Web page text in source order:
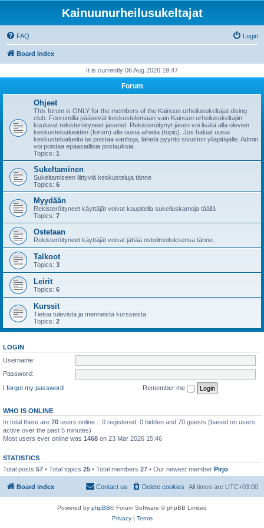
Kainuunurheilusukeltajat
FAQ Login
Board index
It is currently 06 Aug 2026 19:47
Forum
Ohjeet
This forum is ONLY for the members of the Kainuun urheilusukeltajat diving
club. Foorumilla pääsevät keskustelemaan vain Kainuun urheilusukeltajiin
kuuluvat rekisteröityneet jäsenet. Rekisteröitynyt jäsen voi lisätä alla olevien
keskustelualueiden (forum) alle uusia aiheita (topic). Jos haluat uusia
keskustelualueita tai poistaa vanhoja, lähetä pyyntö sivuston ylläpitäjälle. Admin
voi poistaa epäasiallisia postauksia.
Topics: 1
Sukeltaminen
Sukeltamiseen liittyviä keskusteluja tänne
Topics: 6
Myydään
Rekisteröityneet käyttäjät voivat kaupitella sukelluskamoja täällä
Topics: 7
Ostetaan
Rekisteröityneet käyttäjät voivat jättää ostoilmoituksensa tänne.
Talkoot
Topics: 3
Leirit
Topics: 6
Kurssit
Tietoa tulevista ja menneistä kursseista
Topics: 2
LOGIN
Username:
Password:
I forgot my password
Remember me
WHO IS ONLINE
In total there are 70 users online :: 0 registered, 0 hidden and 70 guests (based on users
active over the past 5 minutes)
Most users ever online was 1468 on 23 Mar 2026 15:46
STATISTICS
Total posts 57 • Total topics 25 • Total members 27 • Our newest member Pirjo
Board index All times are UTC+03:00
Delete cookies
Contact us
Powered by phpBB® Forum Software © phpBB Limited
Privacy| Terms